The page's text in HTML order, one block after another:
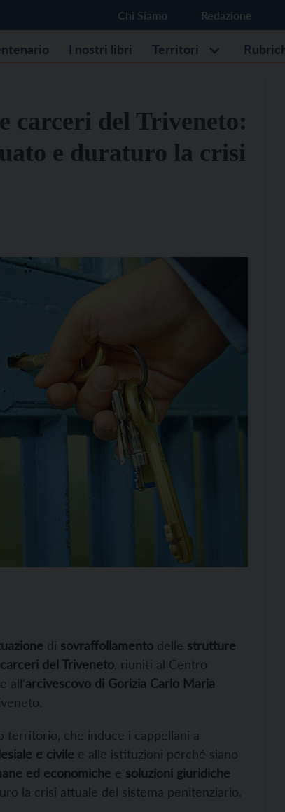
Chi Siamo Redazione
I nostri libri Territori
carceri del Triveneto:
e duraturo la crisi
di sovraffollamento delle strutture
del Triveneto , riuniti al Centro
all’arcivescovo di Gorizia Carlo Maria
che induce i cappellani a
e civile e alle istituzioni perché siano
ed economiche e soluzioni giuridiche
la crisi attuale del sistema penitenziario.